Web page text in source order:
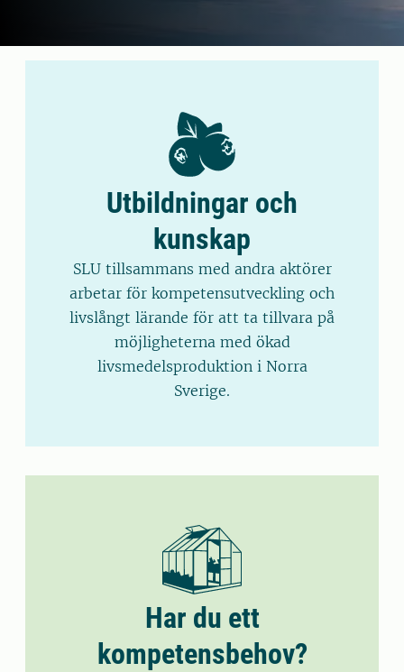
Utbildningar och
kunskap
SLU tillsammans med andra aktörer
arbetar för kompetensutveckling och
livslångt lärande för att ta tillvara på
möjligheterna med ökad
livsmedelsproduktion i Norra
Sverige.
Har du ett
kompetensbehov?